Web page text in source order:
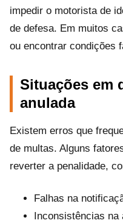
impedir o motorista de
de defesa. Em muitos
ou encontrar condições
Situações em
anulada
Existem erros que
de multas. Alguns
reverter a penalidade,
Falhas na
Inconsistências